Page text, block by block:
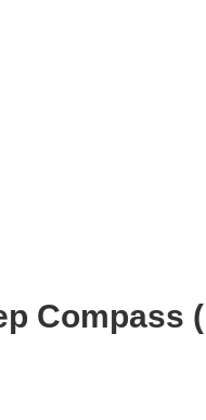
Compass